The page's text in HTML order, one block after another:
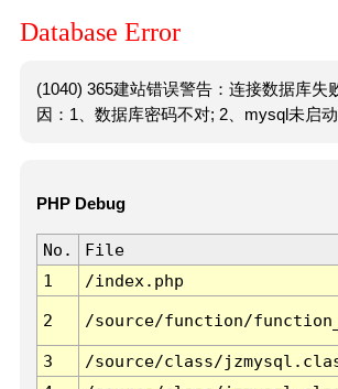
Database Error
(1040) 365建站错误警告：连接数据库失
因：1、数据库密码不对; 2、mysql未启动
PHP Debug
No. File
1
/index.php
2 /source/function/
3 /source/class/